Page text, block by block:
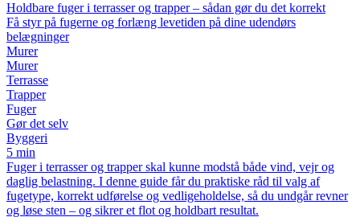
Holdbare fuger i terrasser og trapper – sådan gør du det korrekt
Få styr på fugerne og forlæng levetiden på dine udendørs
belægninger
Murer
Murer
Terrasse
Trapper
Fuger
Gør det selv
Byggeri
5 min
Fuger i terrasser og trapper skal kunne modstå både vind, vejr og
daglig belastning. I denne guide får du praktiske råd til valg af
fugetype, korrekt udførelse og vedligeholdelse, så du undgår revner
og løse sten – og sikrer et flot og holdbart resultat.